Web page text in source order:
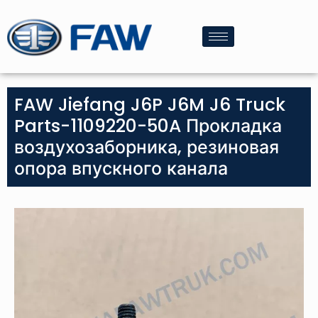
FAW Jiefang J6P J6M J6 Truck
Parts-1109220-50A Прокладка
воздухозаборника, резиновая
опора впускного канала